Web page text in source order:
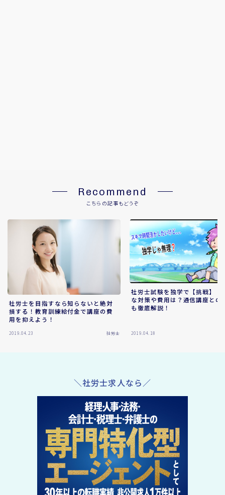
Recommend
こちらの記事もどうぞ
社労士を目指すなら知らないと絶対
損する！教育訓練給付金で講座の費
用を抑えよう！
2019.04.23 社労士
社労士試験を独学で【挑戦】｜
な対策や費用は？通信講座との
も徹底解説！
2019.04.18
＼社労士求人なら／